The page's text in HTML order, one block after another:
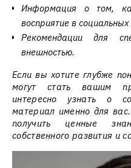
Информация о том,
восприятие в
Рекомендации для
внешностью.
Если вы хотите глубже
могут стать вашим
интересно узнать о
материал именно для
получить ценные
собственного развития и